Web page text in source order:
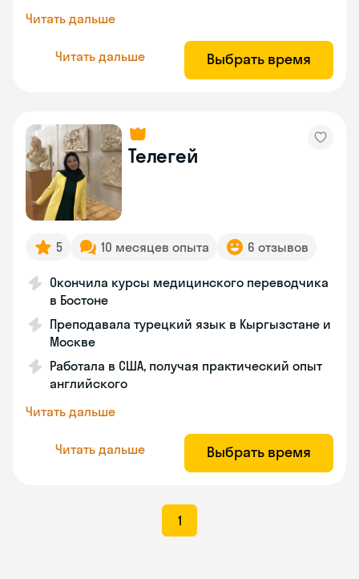
Читать дальше
Читать дальше Выбрать время
Телегей
5 10 месяцев опыта 6 отзывов
Окончила курсы медицинского переводчика
в Бостоне
Преподавала турецкий язык в Кыргызстане и
Москве
Работала в США, получая практический опыт
английского
Читать дальше
Читать дальше Выбрать время
1